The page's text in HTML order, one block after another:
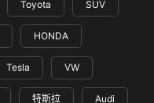
Toyota SUV
HONDA
Tesla VW
特斯拉 Audi